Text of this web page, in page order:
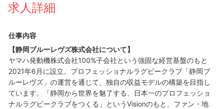
求人詳細
仕事内容
【静岡ブルーレヴズ株式会社について】
ヤマハ発動機株式会社100%子会社という強固な経営基盤のもと
2021年6月に設立。プロフェッショナルラグビークラブ「静岡ブ
ルーレヴズ」の運営を通じて、独自の収益モデルの構築を目指し
ています。「静岡から世界を魅了する、日本一のプロフェッショ
ナルラグビークラブをつくる」というVisionのもと、ファン・地